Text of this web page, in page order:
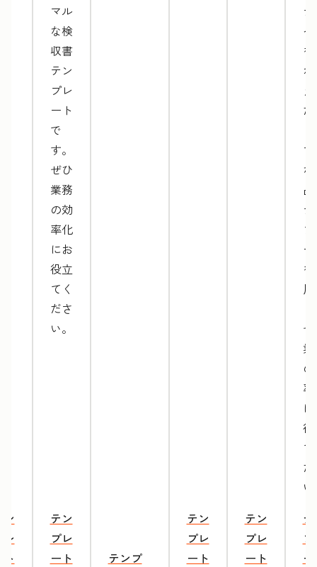
マル
な検
収書
テン
プレ
ート
で
す。
ぜひ
業務
の効
率化
にお
役立
てく
ださ
い。
テン
プレ
ート
テンプ
テン
プレ
ート
テン
プレ
ート
え
用
役